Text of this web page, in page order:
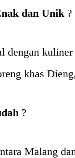
dan Unik?
dengan
khas
?
Malang